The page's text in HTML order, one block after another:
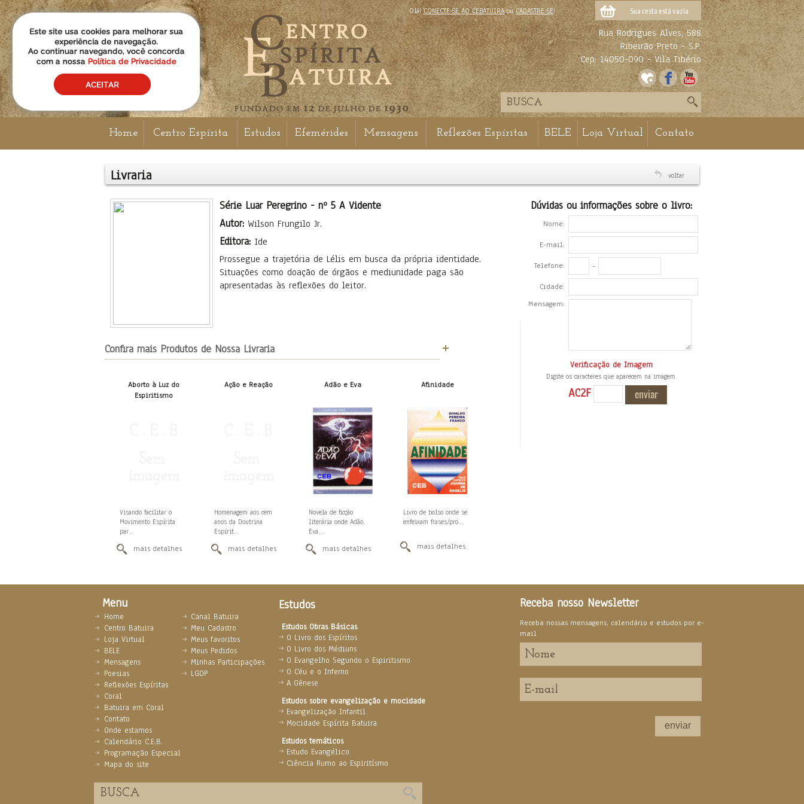
Olá!CONECTE-SE AO CEBATUIRAouCADASTRE-SE! Sua cesta está vazia
Rua Rodrigues Alves, 588
Ribeirão Preto - S.P.
Cep: 14050-090 - Vila Tibério
Home Centro Espírita Estudos Efemérides Mensagens Reflexões Espíritas BELE Loja Virtual Contato
Livraria voltar
Série Luar Peregrino - nº 5 A Vidente
Autor: Wilson Frungilo Jr.
Editora: Ide
Prossegue a trajetória de Lélis em busca da própria identidade.
Situações como doação de órgãos e mediunidade paga são
apresentadas às reflexões do leitor.
Confira mais Produtos de Nossa Livraria
Aborto à Luz do
Espiritismo
Visando facilitar o
Movimento Espírita
par...
mais detalhes
Ação e Reação
Homenagem aos cem
anos da Doutrina
Espírit...
mais detalhes
Adão e Eva
Novela de ficção
literária onde Adão,
Eva,...
mais detalhes
Afinidade
Livro de bolso onde se
enfeixam frases/pro...
mais detalhes
Dúvidas ou informações sobre o livro:
Nome:
E-mail:
Telefone: -
Cidade:
Mensagem:
Verificação de Imagem
Digite os caracteres que aparecem na imagem.
AC2F
Menu Estudos
Estudos Obras Básicas
O Livro dos Espíritos
O Livro dos Médiuns
O Evangelho Segundo o Espiritismo
O Céu e o Inferno
A Gênese
Estudos sobre evangelização e mocidade
Evangelização Infantil
Mocidade Espírita Batuira
Estudos temáticos
Estudo Evangélico
Ciência Rumo ao Espiritísmo
Home
Centro Batuira
Loja Virtual
BELE
Mensagens
Poesias
Reflexões Espíritas
Coral
Batuira em Coral
Contato
Onde estamos
Calendário C.E.B.
Programação Especial
Mapa do site
Canal Batuira
Meu Cadastro
Meus favoritos
Meus Pedidos
Minhas Participações
LGDP
Receba nosso Newsletter
Receba nossas mensagens, calendário e estudos por e-
mail
enviar